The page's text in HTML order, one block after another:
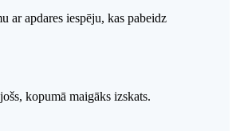
ar apdares iespēju, kas pabeidz
kopumā maigāks izskats.